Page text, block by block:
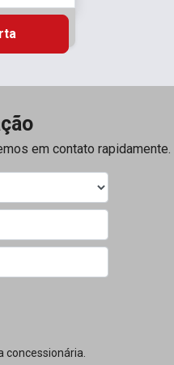
em contato rapidamente.
concessionária.